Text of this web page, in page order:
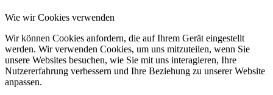
Wie wir Cookies verwenden
Wir können Cookies anfordern, die auf Ihrem Gerät eingestellt
werden. Wir verwenden Cookies, um uns mitzuteilen, wenn Sie
unsere Websites besuchen, wie Sie mit uns interagieren, Ihre
Nutzererfahrung verbessern und Ihre Beziehung zu unserer Website
anpassen.